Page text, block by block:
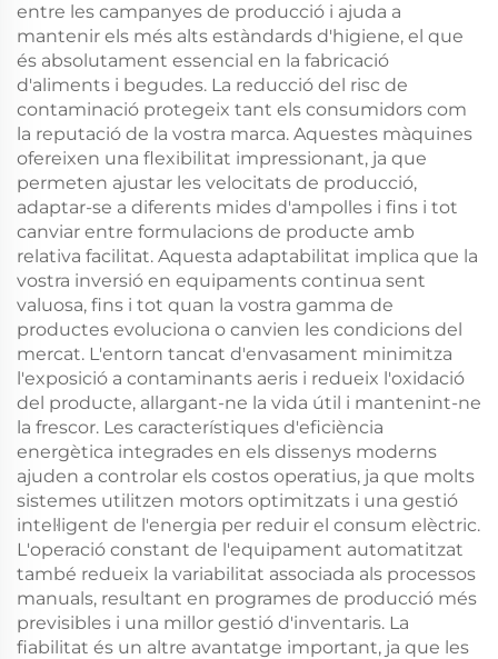
entre les campanyes de producció i ajuda a
mantenir els més alts estàndards d'higiene, el que
és absolutament essencial en la fabricació
d'aliments i begudes. La reducció del risc de
contaminació protegeix tant els consumidors com
la reputació de la vostra marca. Aquestes màquines
ofereixen una flexibilitat impressionant, ja que
permeten ajustar les velocitats de producció,
adaptar-se a diferents mides d'ampolles i fins i tot
canviar entre formulacions de producte amb
relativa facilitat. Aquesta adaptabilitat implica que la
vostra inversió en equipaments continua sent
valuosa, fins i tot quan la vostra gamma de
productes evoluciona o canvien les condicions del
mercat. L'entorn tancat d'envasament minimitza
l'exposició a contaminants aeris i redueix l'oxidació
del producte, allargant-ne la vida útil i mantenint-ne
la frescor. Les característiques d'eficiència
energètica integrades en els dissenys moderns
ajuden a controlar els costos operatius, ja que molts
sistemes utilitzen motors optimitzats i una gestió
intel·ligent de l'energia per reduir el consum elèctric.
L'operació constant de l'equipament automatitzat
també redueix la variabilitat associada als processos
manuals, resultant en programes de producció més
previsibles i una millor gestió d'inventaris. La
fiabilitat és un altre avantatge important, ja que les